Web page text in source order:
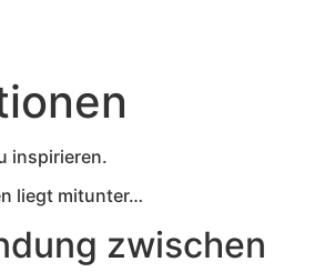
inspirieren.
liegt mitunter…
zwischen